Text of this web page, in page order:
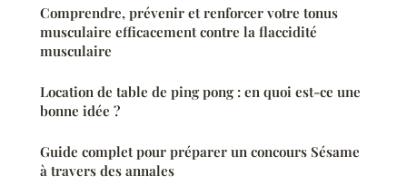
Comprendre, prévenir et renforcer votre tonus
musculaire efficacement contre la flaccidité
musculaire
Location de table de ping pong : en quoi est-ce une
bonne idée ?
Guide complet pour préparer un concours Sésame
à travers des annales